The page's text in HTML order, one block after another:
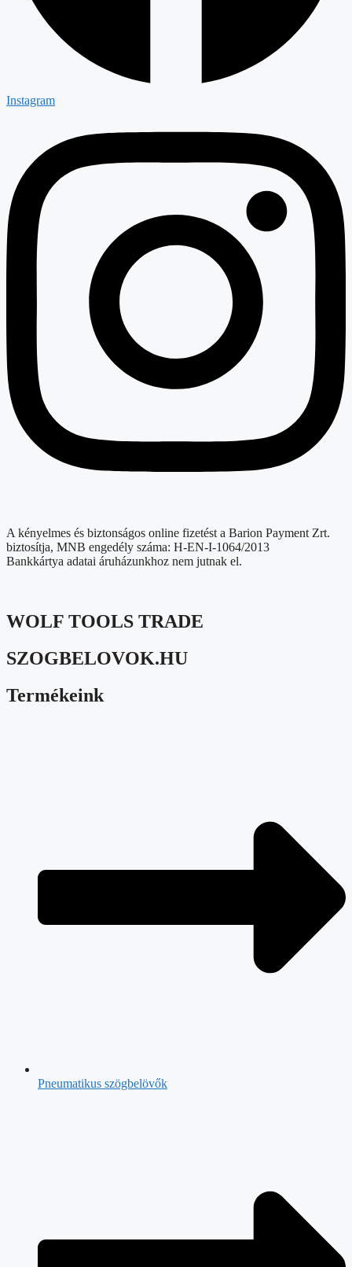
Instagram
A kényelmes és biztonságos online fizetést a Barion Payment Zrt.
biztosítja, MNB engedély száma: H-EN-I-1064/2013
Bankkártya adatai áruházunkhoz nem jutnak el.
WOLF TOOLS TRADE
SZOGBELOVOK.HU
Termékeink
Pneumatikus szögbelövők